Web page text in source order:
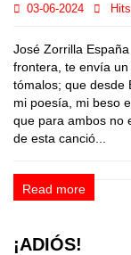
03-06-2024
José Zorrilla
frontera, te envía
tómalos; que desde
mi poesía, mi beso
que para ambos no
de esta canció...
Read more
¡ADIÓS!